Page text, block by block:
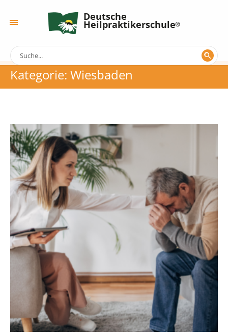
Deutsche
Heilpraktikerschule
Kategorie: Wiesbaden